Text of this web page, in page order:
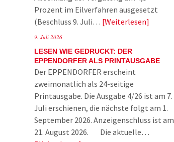
Prozent im Eilverfahren ausgesetzt
(Beschluss 9. Juli… Weiterlesen
9. Juli 2026
LESEN WIE GEDRUCKT: DER
EPPENDORFER ALS PRINTAUSGABE
Der EPPENDORFER erscheint
zweimonatlich als 24-seitige
Printausgabe. Die Ausgabe 4/26 ist am 7.
Juli erschienen, die nächste folgt am 1.
September 2026. Anzeigenschluss ist am
21. August 2026. Die aktuelle…